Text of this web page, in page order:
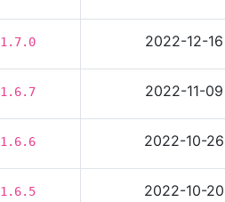
1.7.0 2022-12-16
1.6.7 2022-11-09
1.6.6 2022-10-26
1.6.5 2022-10-20